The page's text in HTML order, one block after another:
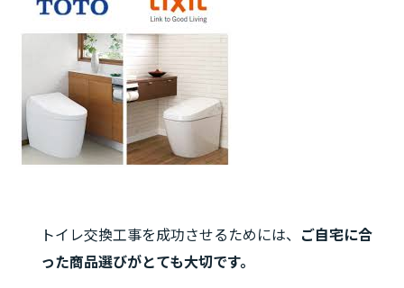
トイレ交換工事を成功させるためには、
ご自宅に合
った商品選びがとても大切です。